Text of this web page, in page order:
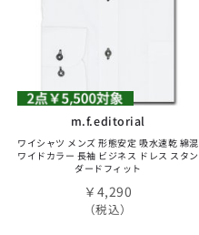
m.f.editorial
ワイシャツ メンズ 形態安定 吸水速乾 綿混
ワイドカラー 長袖 ビジネス ドレス スタン
ダードフィット
￥4,290
（税込）